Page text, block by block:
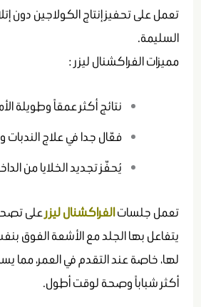
تعمل على تحفيز إنتاج الكولاجين دون
السليمة.
مميزات الفراكشنال ليزر :
نتائج أكثر عمقاً وطويلة
فعّال جدا في علاج الندبات
يُحفّز تجديد الخلايا من
تعمل جلساتالفراكشنال ليزرعلى
يتفاعل بها الجلد مع الأشعة الفوق
لها، خاصة عند التقدم في العمر، مما
أكثر شباباً وصحة لوقت أطول.